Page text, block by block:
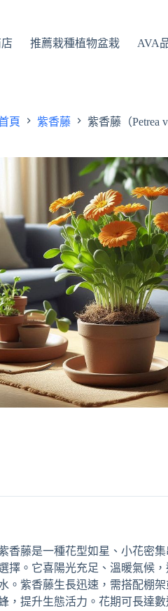
推薦栽種植物盆栽 AVA
頁 紫香藤 紫香藤（Petrea
香藤是一種花型如星、小花密
擇。它喜陽光充足、溫暖氣候
。紫香藤生長迅速，需搭配棚
，提升生態活力。花期可長達